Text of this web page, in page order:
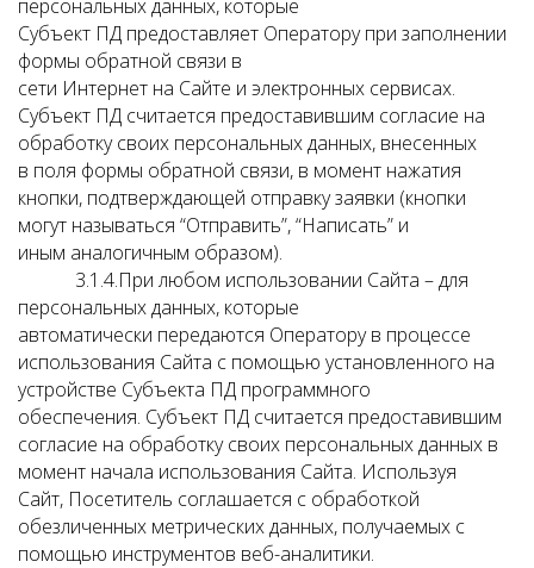
персональных данных, которые
Субъект ПД предоставляет Оператору при заполнении
формы обратной связи в
сети Интернет на Сайте и электронных сервисах.
Субъект ПД считается предоставившим согласие на
обработку своих персональных данных, внесенных
в поля формы обратной связи, в момент нажатия
кнопки, подтверждающей отправку заявки (кнопки
могут называться “Отправить”, “Написать” и
иным аналогичным образом).
3.1.4.При любом использовании Сайта – для
персональных данных, которые
автоматически передаются Оператору в процессе
использования Сайта с помощью установленного на
устройстве Субъекта ПД программного
обеспечения. Субъект ПД считается предоставившим
согласие на обработку своих персональных данных в
момент начала использования Сайта. Используя
Сайт, Посетитель соглашается с обработкой
обезличенных метрических данных, получаемых с
помощью инструментов веб-аналитики.